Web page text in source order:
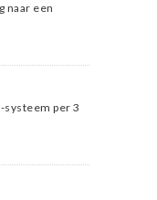
naar een
systeem per 3